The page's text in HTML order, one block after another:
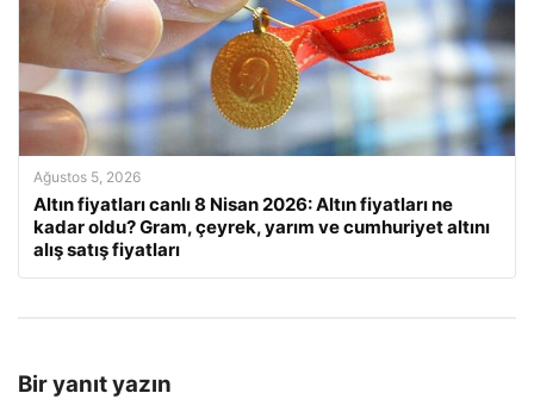
Ağustos 5, 2026
Altın fiyatları canlı 8 Nisan 2026: Altın fiyatları ne
kadar oldu? Gram, çeyrek, yarım ve cumhuriyet altını
alış satış fiyatları
Bir yanıt yazın